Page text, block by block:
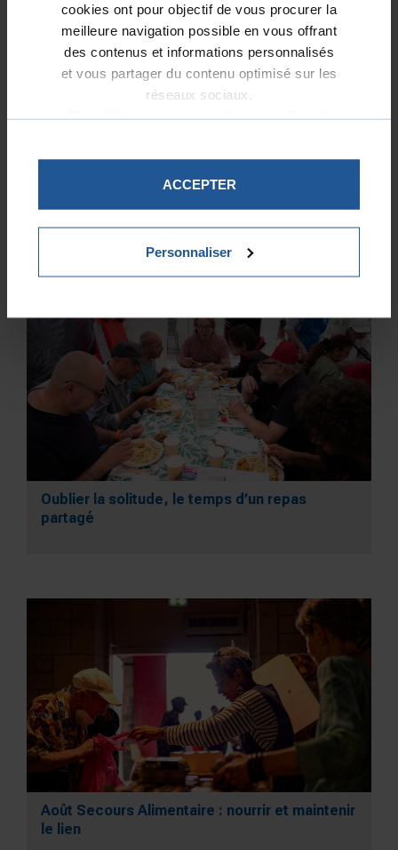
cookies ont pour objectif de vous procurer la
meilleure navigation possible en vous offrant
des contenus et informations personnalisés
et vous partager du contenu optimisé sur les
réseaux sociaux.
Plus d'informations sur la protection de
ACCEPTER
Personnaliser
La Bagagerie d’Antigel : un refuge pour
souffler et se reconstruire
Oublier la solitude, le temps d’un repas
partagé
Août Secours Alimentaire : nourrir et maintenir
le lien